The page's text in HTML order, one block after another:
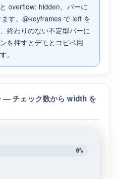
overflow: hidden、バーに
す。@keyframes で left を
終わりのない不定型バーに
を押すとデモとコピペ用
。
チェック数から width を
0%